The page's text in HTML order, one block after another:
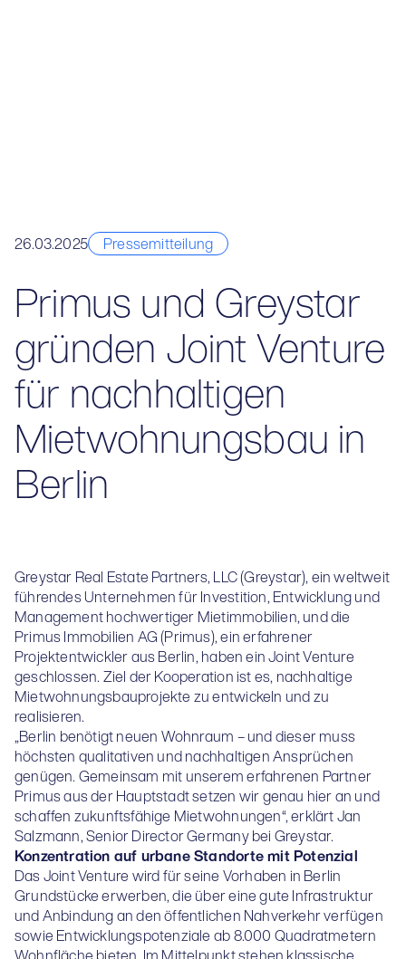
26.03.2025 Pressemitteilung
Primus und Greystar
gründen Joint Venture
für nachhaltigen
Mietwohnungsbau in
Berlin
Greystar Real Estate Partners, LLC (Greystar), ein weltweit
führendes Unternehmen für Investition, Entwicklung und
Management hochwertiger Mietimmobilien, und die
Primus Immobilien AG (Primus), ein erfahrener
Projektentwickler aus Berlin, haben ein Joint Venture
geschlossen. Ziel der Kooperation ist es, nachhaltige
Mietwohnungsbauprojekte zu entwickeln und zu
realisieren.
„Berlin benötigt neuen Wohnraum – und dieser muss
höchsten qualitativen und nachhaltigen Ansprüchen
genügen. Gemeinsam mit unserem erfahrenen Partner
Primus aus der Hauptstadt setzen wir genau hier an und
schaffen zukunftsfähige Mietwohnungen“, erklärt Jan
Salzmann, Senior Director Germany bei Greystar.
Konzentration auf urbane Standorte mit Potenzial
Das Joint Venture wird für seine Vorhaben in Berlin
Grundstücke erwerben, die über eine gute Infrastruktur
und Anbindung an den öffentlichen Nahverkehr verfügen
sowie Entwicklungspotenziale ab 8.000 Quadratmetern